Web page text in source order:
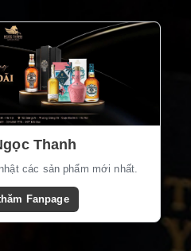
Thanh
các sản phẩm mới nhất.
Fanpage